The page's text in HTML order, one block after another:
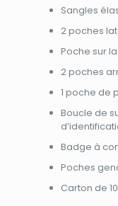
Sangles
2 poches
Poche sur
2 poches
1 poche de
Boucle de
Badge à
Poches
Carton de